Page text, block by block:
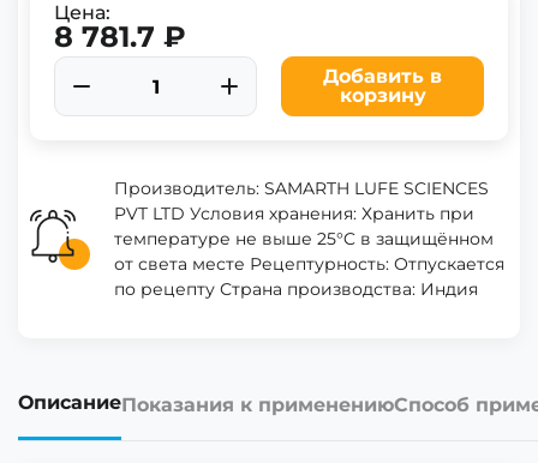
Цена:
8 781.7 ₽
Добавить в
корзину
Производитель: SAMARTH LUFE SCIENCES
PVT LTD Условия хранения: Хранить при
температуре не выше 25°C в защищённом
от света месте Рецептурность: Отпускается
по рецепту Страна производства: Индия
ОписаниеПоказания к применениюСпособ